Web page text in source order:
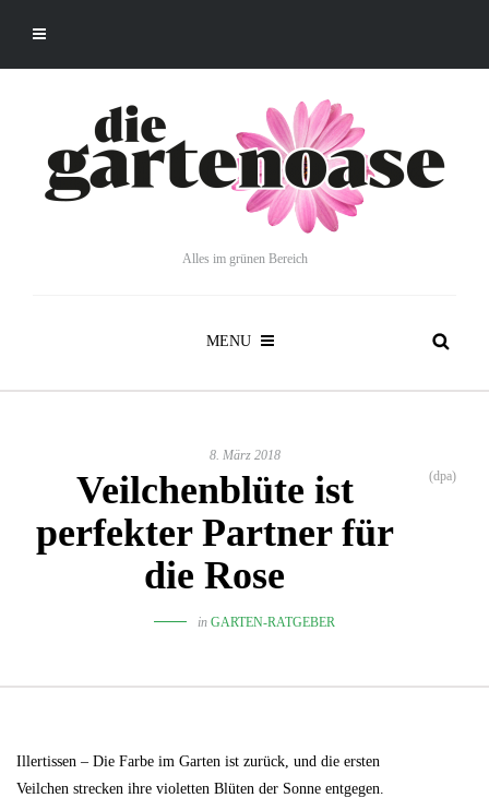
Alles im grünen Bereich
MENU
8. März 2018
Veilchenblüte ist
perfekter Partner für
die Rose
(dpa)
in GARTEN-RATGEBER
Illertissen – Die Farbe im Garten ist zurück, und die ersten
Veilchen strecken ihre violetten Blüten der Sonne entgegen.